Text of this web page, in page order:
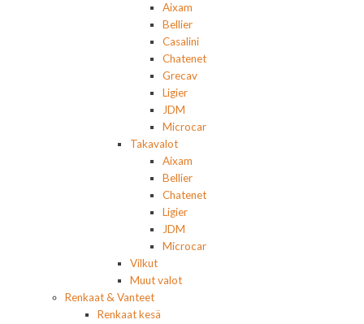
Aixam
Bellier
Casalini
Chatenet
Grecav
Ligier
JDM
Microcar
Takavalot
Aixam
Bellier
Chatenet
Ligier
JDM
Microcar
Vilkut
Muut valot
Renkaat & Vanteet
Renkaat kesä